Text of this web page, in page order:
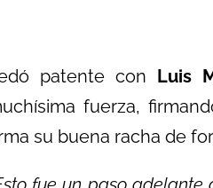
patente con Luis
fuerza,
su buena racha de